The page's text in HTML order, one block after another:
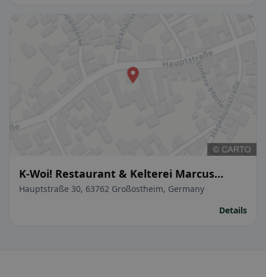
K-Woi! Restaurant & Kelterei Marcus
Kubitz
Hauptstraße 30, 63762 Großostheim, Germany
Details